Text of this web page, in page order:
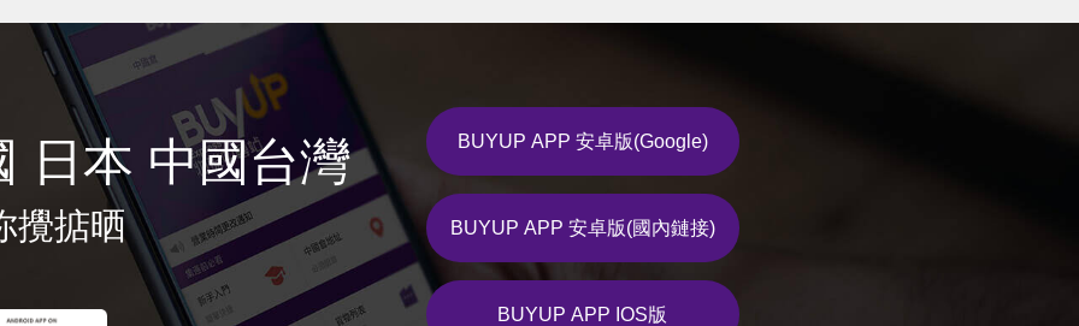
日本 中國台灣
攪掂晒
BUYUP APP 安卓版(Google)
BUYUP APP 安卓版(國內鏈接)
BUYUP APP IOS版